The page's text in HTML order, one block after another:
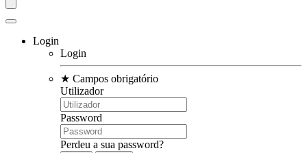
Login
Login
★ Campos obrigatório
Utilizador
Password
Perdeu a sua password?